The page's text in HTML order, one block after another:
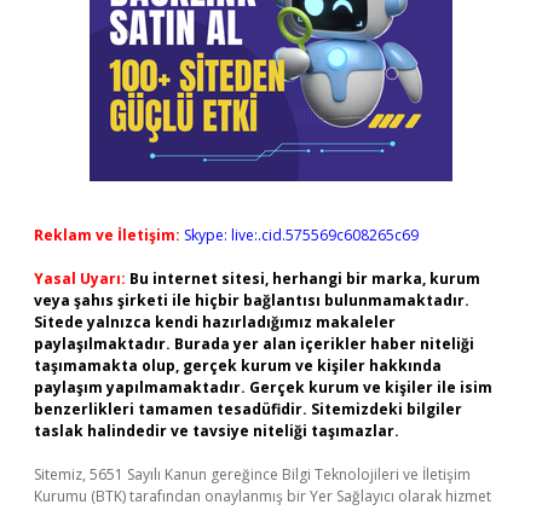
Reklam ve İletişim: Skype: live:.cid.575569c608265c69
Yasal Uyarı: Bu internet sitesi, herhangi bir marka, kurum
veya şahıs şirketi ile hiçbir bağlantısı bulunmamaktadır.
Sitede yalnızca kendi hazırladığımız makaleler
paylaşılmaktadır. Burada yer alan içerikler haber niteliği
taşımamakta olup, gerçek kurum ve kişiler hakkında
paylaşım yapılmamaktadır. Gerçek kurum ve kişiler ile isim
benzerlikleri tamamen tesadüfidir. Sitemizdeki bilgiler
taslak halindedir ve tavsiye niteliği taşımazlar.
Sitemiz, 5651 Sayılı Kanun gereğince Bilgi Teknolojileri ve İletişim
Kurumu (BTK) tarafından onaylanmış bir Yer Sağlayıcı olarak hizmet